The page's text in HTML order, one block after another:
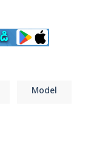
Model